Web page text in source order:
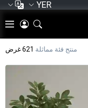
YER
منتج فئة مماثلة 621 غرض